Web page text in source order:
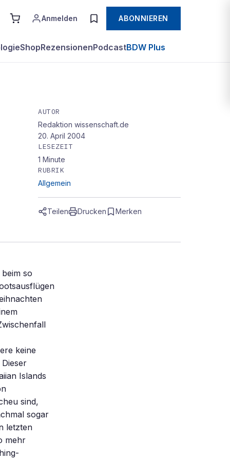
Anmelden ABONNIEREN
ShopRezensionenPodcastBDW Plus
AUTOR
Redaktion wissenschaft.de
20. April 2004
LESEZEIT
1 Minute
RUBRIK
Allgemein
Teilen Drucken Merken
so
keine
Islands
sind,
sogar
letzten
mehr